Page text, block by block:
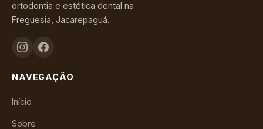
ortodontia e estética dental na
Freguesia, Jacarepaguá.
NAVEGAÇÃO
Início
Sobre